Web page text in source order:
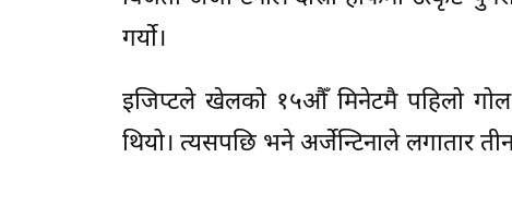
गर्यो।
इजिप्टले खेलको १५औँ मिनेटमै पहिलो गोल
थियो। त्यसपछि भने अर्जेन्टिनाले लगातार